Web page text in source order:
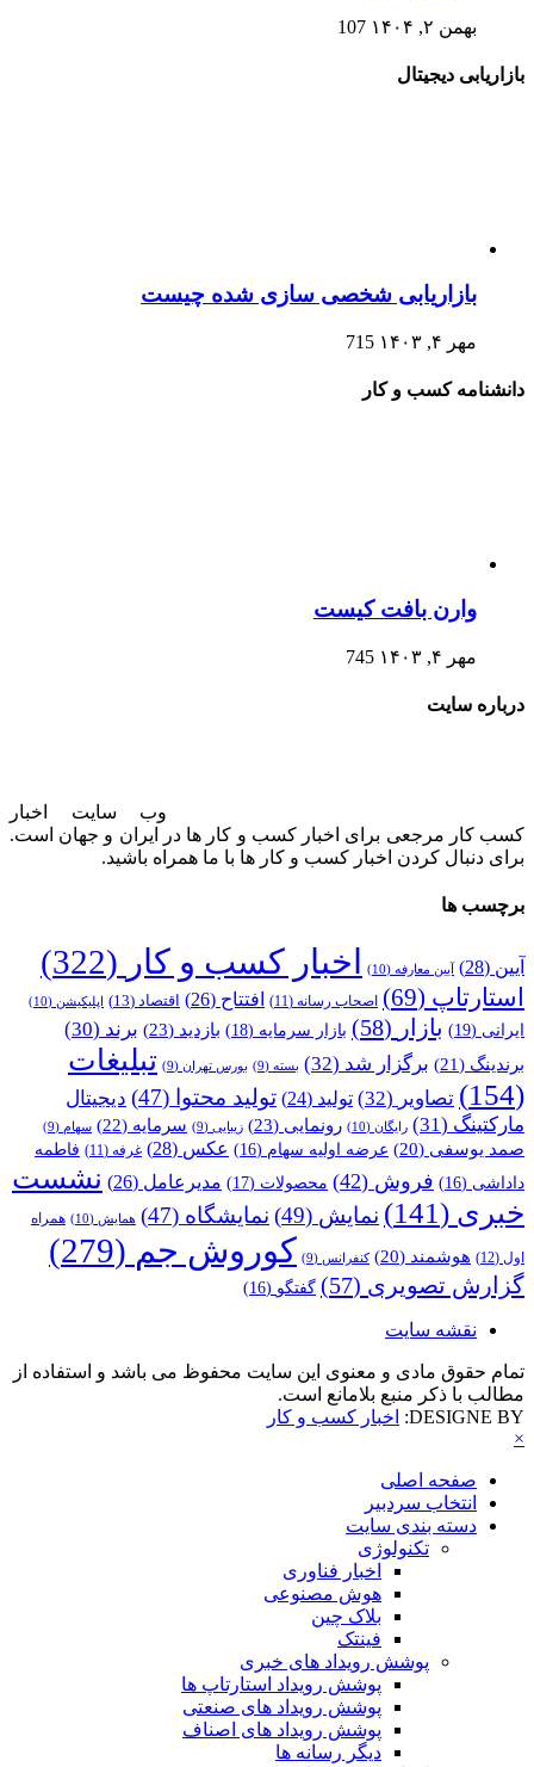
بهمن ۲, ۱۴۰۴ 107
بازاریابی دیجیتال
بازاریابی شخصی سازی شده چیست
مهر ۴, ۱۴۰۳ 715
دانشنامه کسب و کار
وارن بافت کیست
مهر ۴, ۱۴۰۳ 745
درباره سایت
وب سایت اخبار
کسب کار مرجعی برای اخبار کسب و کار ها در ایران و جهان است.
برای دنبال کردن اخبار کسب و کار ها با ما همراه باشید.
برچسب ها
آیین (28) آیین معارفه (10) اخبار کسب و کار (322)
استارتاپ (69) اصحاب رسانه (11) افتتاح (26) اقتصاد (13) اپلیکیشن (10)
ایرانی (19) بازار (58) بازار سرمایه (18) بازدید (23) برند (30)
برندینگ (21) برگزار شد (32) بسته (9) بورس تهران (9)
تبلیغات
(154)
تصاویر (32) تولید (24) تولید محتوا (47)
دیجیتال
مارکتینگ (31) رایگان (10) رونمایی (23) زیبایی (9) سرمایه (22) سهام (9)
صمد یوسفی (20) عرضه اولیه سهام (16) عکس (28) غرفه (11)
فاطمه
داداشی (16) فروش (42) محصولات (17) مدیرعامل (26)
نشست
خبری (141) نمایش (49) نمایشگاه (47) همایش (10) همراه
اول (12) هوشمند (20) کنفرانس (9) کوروش جم (279)
گزارش تصویری (57) گفتگو (16)
نقشه سایت
تمام حقوق مادی و معنوی این سایت محفوظ می باشد و استفاده از
مطالب با ذکر منبع بلامانع است.
DESIGNE BY:
اخبار کسب و کار
×
صفحه اصلی
انتخاب سردبیر
دسته بندی سایت
تکنولوژی
اخبار فناوری
هوش مصنوعی
بلاک چین
فینتک
پوشش رویداد های خبری
پوشش رویداد استارتاپ ها
پوشش رویداد های صنعتی
پوشش رویداد های اصناف
دیگر رسانه ها